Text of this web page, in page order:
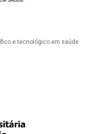
e tecnológico em saúde